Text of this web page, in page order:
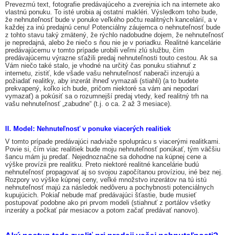
Prevezmú text, fotografie predávajúceho a zverejnia ich na internete ako
vlastnú ponuku. To isté urobia aj ostatní makléri. Výsledkom toho bude,
že nehnuteľnosť bude v ponuke veľkého počtu realitných kancelárií, a v
každej za inú predajnú cenu! Potenciálny záujemca o nehnuteľnosť bude
z tohto stavu taký zmätený, že rýchlo nadobudne dojem, že nehnuteľnosť
je nepredajná, alebo že niečo s ňou nie je v poriadku. Realitné kancelárie
predávajúcemu v tomto prípade urobili veľmi zlú službu, čím
predávajúcemu výrazne sťažili predaj nehnuteľnosti touto cestou. Ak sa
Vám niečo také stalo, je vhodné na určitý čas ponuku stiahnuť z
internetu, zistiť, kde všade vašu nehnuteľnosť naberači inzerujú a
požiadať realitky, aby inzerát ihneď vymazali (stiahli) (a to budete
prekvapený, koľko ich bude, pričom niektoré sa vám ani nepodarí
vymazať) a pokúsiť sa o rozumnejší predaj vtedy, keď realitný trh na
vašu nehnuteľnosť „zabudne“ (t.j. o ca. 2 až 3 mesiace).
II. Model: Nehnuteľnosť v ponuke viacerých realitiek
V tomto prípade predávajúci nadviaže spoluprácu s viacerými realitkami.
Povie si, čím viac realitiek bude moju nehnuteľnosť ponúkať, tým väčšiu
šancu mám ju predať. Nejednoznačne sa dohodne na kúpnej cene a
výške provízii pre realitku. Preto niektoré realitné kancelárie budú
nehnuteľnosť propagovať aj so svojou započítanou províziou, iné bez nej.
Rozpory vo výške kúpnej ceny, veľké množstvo inzerátov na tú istú
nehnuteľnosť majú za následok nedôveru a pochybnosti potenciálnych
kupujúcich. Pokiaľ nebude mať predávajúci šťastie, bude musieť
postupovať podobne ako pri prvom modeli (stiahnuť z portálov všetky
inzeráty a počkať pár mesiacov a potom začať predávať nanovo).